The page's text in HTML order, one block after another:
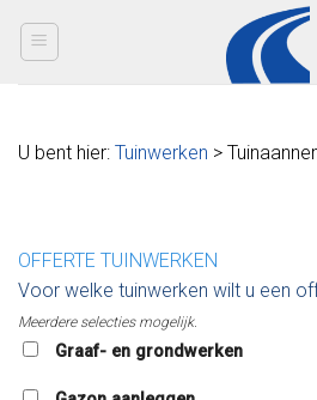
U bent hier: Tuinwerken >
OFFERTE TUINWERKEN
Voor welke tuinwerken wilt u een
Meerdere selecties mogelijk.
Graaf- en grondwerken